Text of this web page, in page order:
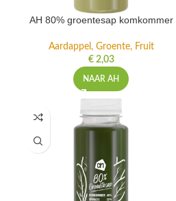
AH 80% groentesap komkommer
Aardappel, Groente, Fruit
€2,03
NAAR AH